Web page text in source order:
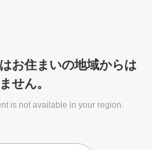
お住まいの地域からは
せん。
is not available in your region.